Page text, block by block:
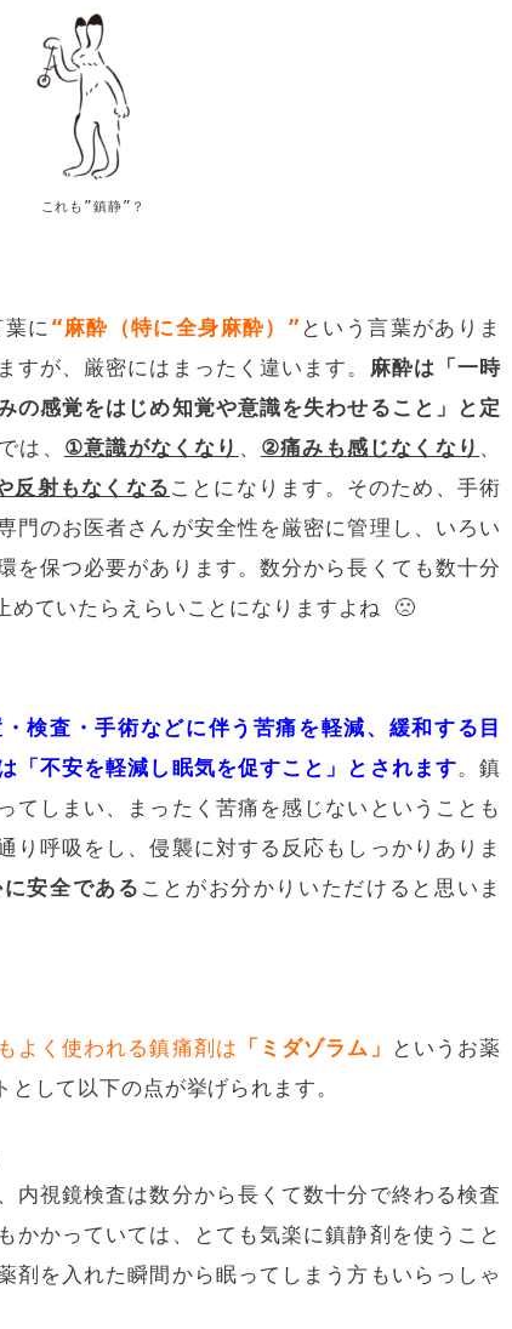
これも”鎮静”？
に “麻酔（特に全身麻酔）” という言葉がありま
すが、厳密にはまったく違います。 麻酔は「一時
の感覚をはじめ知覚や意識を失わせること」と定
は、 ①意識がなくなり 、 ②痛みも感じなくなり 、
反射もなくなる ことになります。そのため、手術
門のお医者さんが安全性を厳密に管理し、いろい
を保つ必要があります。数分から長くても数十分
めていたらえらいことになりますよね 🙁
検査・手術などに伴う苦痛を軽減、緩和する目
「不安を軽減し眠気を促すこと」とされます。鎮
てしまい、まったく苦痛を感じないということも
り呼吸をし、侵襲に対する反応もしっかりありま
安全である ことがお分かりいただけると思いま
よく使われる鎮痛剤は 「ミダゾラム」
というお薬
として以下の点が挙げられます。
視鏡検査は数分から長くて数十分で終わる検査
かかっていては、とても気楽に鎮静剤を使うこと
剤を入れた瞬間から眠ってしまう方もいらっしゃ